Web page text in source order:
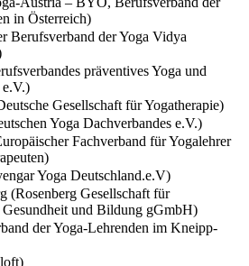
in Österreich)
Berufsverband der Yoga Vidya
präventives Yoga und
e.V.)
Gesellschaft für Yogatherapie)
Yoga Dachverbandes e.V.)
Fachverband für Yogalehrer
Yoga Deutschland.e.V)
(Rosenberg Gesellschaft für
Gesundheit und Bildung gGmbH)
der Yoga-Lehrenden im Kneipp-